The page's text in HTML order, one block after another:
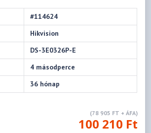
#114624
Hikvision
DS-3E0326P-E
4 másodperce
36 hónap
(78 905 FT + ÁFA)
100 210 Ft